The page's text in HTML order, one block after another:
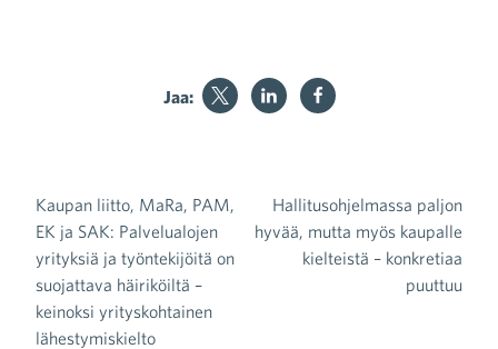
Jaa:
Artikkelien selaus
Kaupan liitto, MaRa, PAM,
EK ja SAK: Palvelualojen
yrityksiä ja työntekijöitä on
suojattava häiriköiltä –
keinoksi yrityskohtainen
lähestymiskielto
Hallitusohjelmassa paljon
hyvää, mutta myös kaupalle
kielteistä – konkretiaa
puuttuu